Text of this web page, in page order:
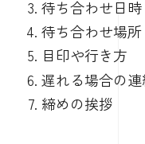
待ち合わせ日時
待ち合わせ場所
目印や行き方
遅れる場合の
締めの挨拶